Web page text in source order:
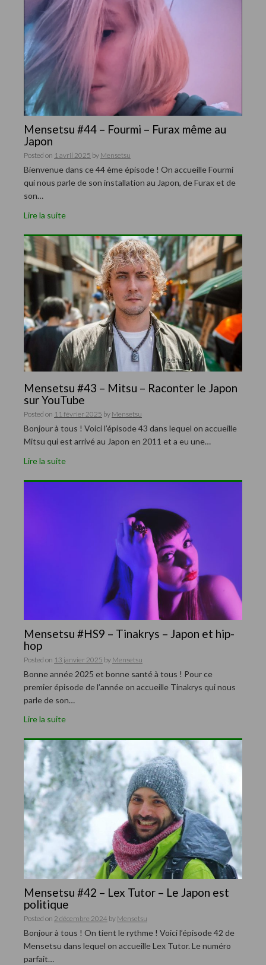
Mensetsu #44 – Fourmi – Furax même au
Japon
Posted on 1 avril 2025 by Mensetsu
Bienvenue dans ce 44 ème épisode ! On accueille Fourmi
qui nous parle de son installation au Japon, de Furax et de
son…
Lire la suite
Mensetsu #43 – Mitsu – Raconter le Japon
sur YouTube
Posted on 11 février 2025 by Mensetsu
Bonjour à tous ! Voici l’épisode 43 dans lequel on accueille
Mitsu qui est arrivé au Japon en 2011 et a eu une…
Lire la suite
Mensetsu #HS9 – Tinakrys – Japon et hip-
hop
Posted on 13 janvier 2025 by Mensetsu
Bonne année 2025 et bonne santé à tous ! Pour ce
premier épisode de l’année on accueille Tinakrys qui nous
parle de son…
Lire la suite
Mensetsu #42 – Lex Tutor – Le Japon est
politique
Posted on 2 décembre 2024 by Mensetsu
Bonjour à tous ! On tient le rythme ! Voici l’épisode 42 de
Mensetsu dans lequel on accueille Lex Tutor. Le numéro
parfait…